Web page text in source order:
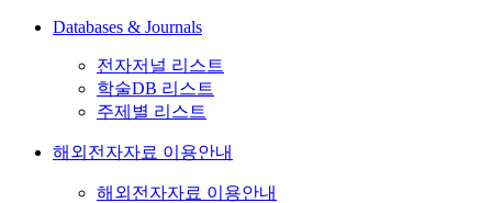
Databases & Journals
전자저널 리스트
학술DB 리스트
주제별 리스트
해외전자자료 이용안내
해외전자자료 이용안내